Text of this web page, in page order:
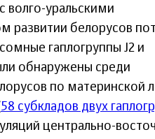
волго-уральскими
развитии белорусов
гаплогруппы J2 и
обнаружены среди
по материнской
58 субкладов двух
центрально-